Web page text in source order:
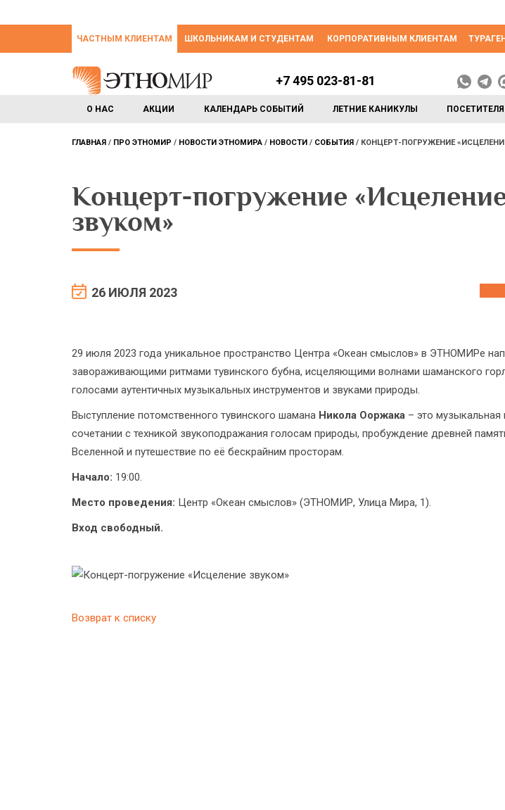
ЧАСТНЫМ КЛИЕНТАМ ШКОЛЬНИКАМ И СТУДЕНТАМ КОРПОРАТИВНЫМ КЛИЕНТАМ
О НАС АКЦИИ КАЛЕНДАРЬ СОБЫТИЙ ЛЕТНИЕ КАНИКУЛЫ
+7 495 023-81-81
ГЛАВНАЯ ПРО ЭТНОМИР НОВОСТИ ЭТНОМИРА НОВОСТИ СОБЫТИЯ КОНЦЕРТ-ПОГРУЖЕНИЕ
Концерт-погружение
звуком»
26 ИЮЛЯ 2023
29 июля 2023 года уникальное пространство Центра «Океан смыслов» в ЭТНОМИРе
завораживающими ритмами тувинского бубна, исцеляющими волнами шаманского
голосами аутентичных музыкальных инструментов и звуками природы.
Выступление потомственного тувинского шамана Никола Ооржака – это музыкальная
сочетании с техникой звукоподражания голосам природы, пробуждение древней
Вселенной и путешествие по её бескрайним просторам.
Начало: 19:00.
Место проведения: Центр «Океан смыслов» (ЭТНОМИР, Улица Мира, 1).
Вход свободный.
Возврат к списку